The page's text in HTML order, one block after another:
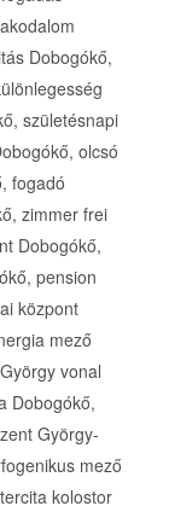
Dobogókő,
születésnapi
olcsó
fogadó
zimmer frei
Dobogókő,
pension
központ
mező
vonal
Dobogókő,
György-
mező
kolostor